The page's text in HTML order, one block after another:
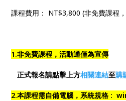
課程費用： NT$3,800 (非免費課程
1.非免費課程，活動通僅為宣傳
正式報名請點擊上方相關連結至購
2.本課程需自備電腦，系統規格 :